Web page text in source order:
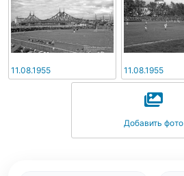
11.08.1955 11.08.1955
Добавить фото